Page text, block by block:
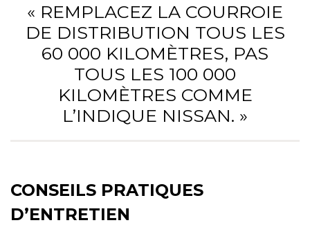
« REMPLACEZ LA COURROIE
DE DISTRIBUTION TOUS LES
60 000 KILOMÈTRES, PAS
TOUS LES 100 000
KILOMÈTRES COMME
L’INDIQUE NISSAN. »
CONSEILS PRATIQUES
D’ENTRETIEN